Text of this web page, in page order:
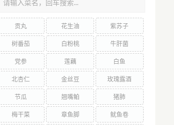
贡丸 花生油 紫苏子
树番茄 白粉桃 牛肝菌
党参 莲藕 白鱼
北杏仁 金丝豆 玫瑰露酒
节瓜 翘嘴鲌 猪肺
梅干菜 章鱼脚 鱿鱼卷